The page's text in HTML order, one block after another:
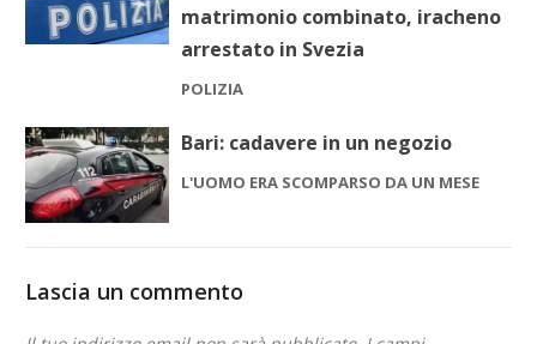
matrimonio combinato, iracheno
arrestato in Svezia
POLIZIA
Bari: cadavere in un negozio
L'UOMO ERA SCOMPARSO DA UN MESE
Lascia un commento